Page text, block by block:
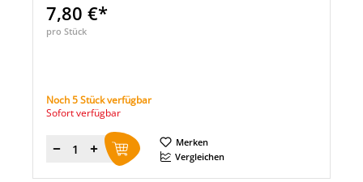
7,80 €*
pro Stück
Noch 5 Stück verfügbar
Sofort verfügbar
Menge
Merken
Vergleichen